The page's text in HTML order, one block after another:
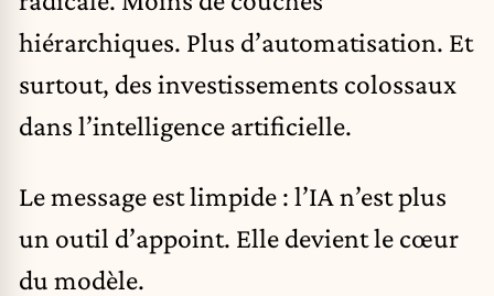
hiérarchiques. Plus d’automatisation. Et
surtout, des investissements colossaux
dans l’intelligence artificielle.
Le message est limpide : l’IA n’est plus
un outil d’appoint. Elle devient le cœur
du modèle.